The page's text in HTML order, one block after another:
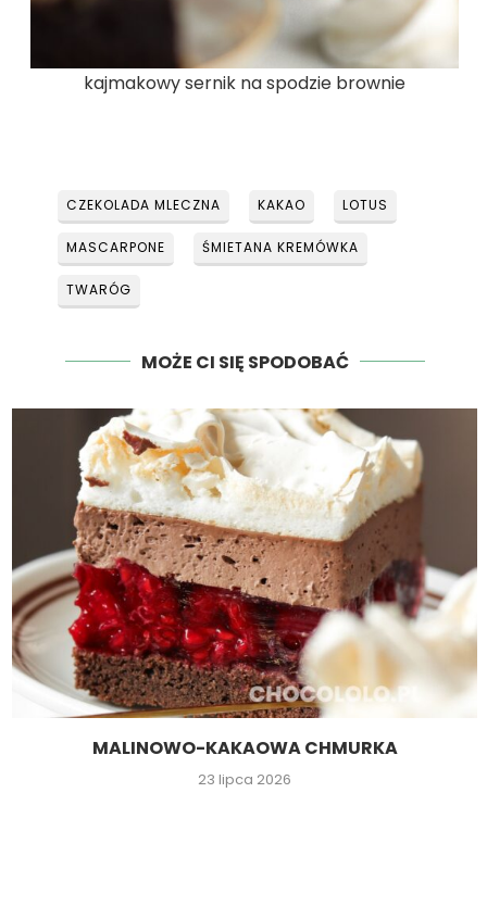
kajmakowy sernik na spodzie brownie
CZEKOLADA MLECZNA KAKAO LOTUS
MASCARPONE ŚMIETANA KREMÓWKA
TWARÓG
MOŻE CI SIĘ SPODOBAĆ
MALINOWO-KAKAOWA CHMURKA
23 lipca 2026